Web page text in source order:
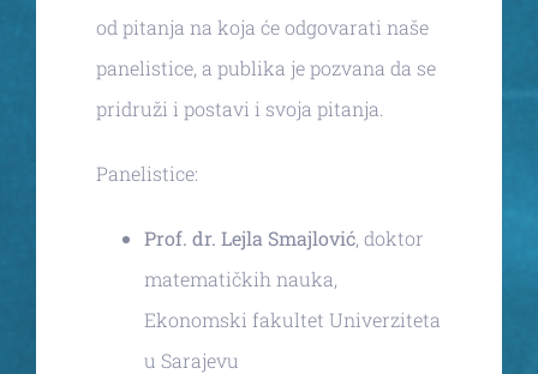
od pitanja na koja će odgovarati naše
panelistice, a publika je pozvana da se
pridruži i postavi i svoja pitanja.
Panelistice:
Prof. dr. Lejla Smajlović, doktor
matematičkih nauka,
Ekonomski fakultet Univerziteta
u Sarajevu